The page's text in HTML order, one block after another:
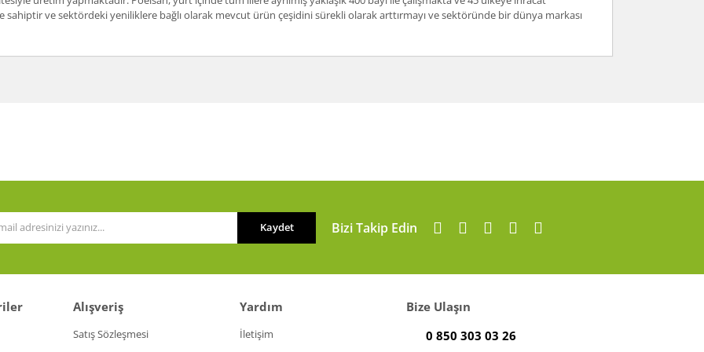
sahiptir ve sektördeki yeniliklere bağlı olarak mevcut ürün çeşidini sürekli olarak arttırmayı ve sektöründe bir dünya markası
Kaydet Bizi Takip Edin
Alışveriş
Satış Sözleşmesi
Yardım
İletişim
Bize Ulaşın
0 850 303 03 26